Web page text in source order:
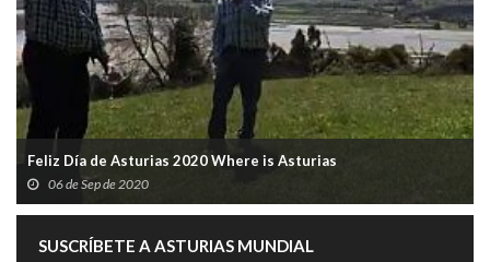
Feliz Día de Asturias 2020 Where is Asturias
06 de Sep de 2020
SUSCRÍBETE A ASTURIAS MUNDIAL